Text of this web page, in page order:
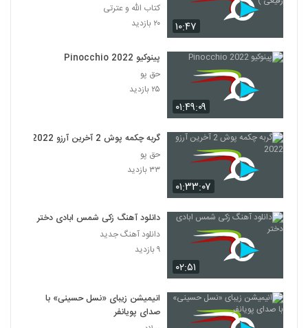
۱۰:۴۷
کتاب الله و عترتی
۲۰ بازدید
۰۱:۴۹:۰۹
پینوکیو Pinocchio 2022
حق پو
۲۵ بازدید
۰۱:۳۳:۰۷
گربه چکمه پوش 2 آخرین آرزو 2022
حق پو
۳۳ بازدید
۰۲:۵۱
دانلود آهنگ زکی شمس ابادی دختر
دانلود آهنگ جدید
۹ بازدید
انیمیشن زیبای «نسل حسینی» با
صدای پویانفر